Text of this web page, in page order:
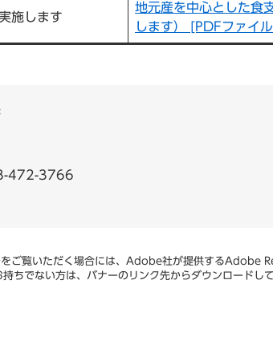
施します
地元産を中心とした食
します） [PDFファイ
472-3766
ご覧いただく場合には、Adobe社が提供するAdobe
ちでない方は、バナーのリンク先からダウンロードし